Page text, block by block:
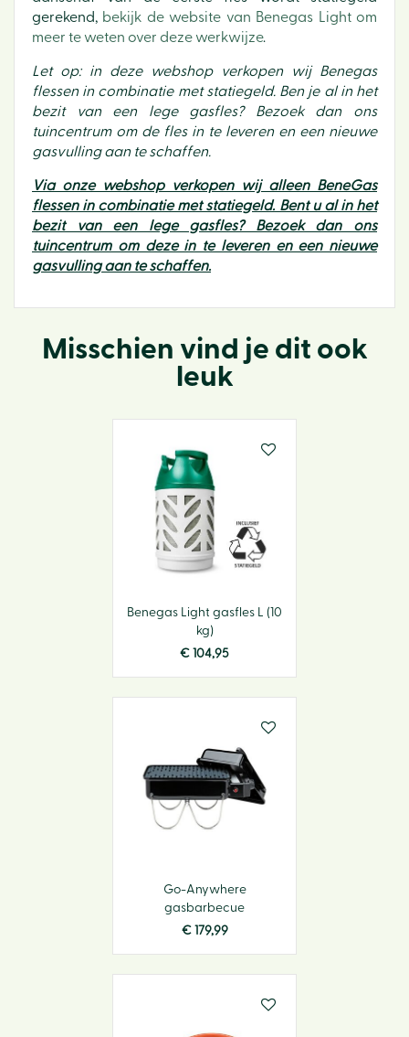
gerekend, bekijk de website van Benegas Light om
meer te weten over deze werkwijze.
Let op: in deze webshop verkopen wij Benegas
flessen in combinatie met statiegeld. Ben je al in het
bezit van een lege gasfles? Bezoek dan ons
tuincentrum om de fles in te leveren en een nieuwe
gasvulling aan te schaffen.
Via onze webshop verkopen wij alleen BeneGas
flessen in combinatie met statiegeld. Bent u al in het
bezit van een lege gasfles? Bezoek dan ons
tuincentrum om deze in te leveren en een nieuwe
gasvulling aan te schaffen.
Misschien vind je dit ook
leuk
Benegas Light gasfles L (10
kg)
€ 104,95
Go-Anywhere
gasbarbecue
€ 179,99